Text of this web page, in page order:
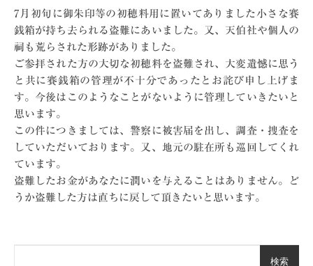
7月初旬に御朱印等の初穂料用に置いてありました小さな賽
銭箱が持ち去られる盗難にあいました。又、天伯社や個人の
祠も荒らされた形跡がありました。
ご参拝された方の大切な初穂料を盗難され、大変遺憾に思う
と共に賽銭箱の管理が不十分であったとお詫び申し上げま
す。今後はこのようなことがないように管理していきたいと
思います。
この件につきましては、警察に被害届を出し、調査・捜査を
していただいております。又、地元の駐在所も巡回してくれ
ています。
盗難したお金があなたに潤いを与えることはありません。ど
うか盗難した方は直ちに戻して頂きたいと思います。
検索